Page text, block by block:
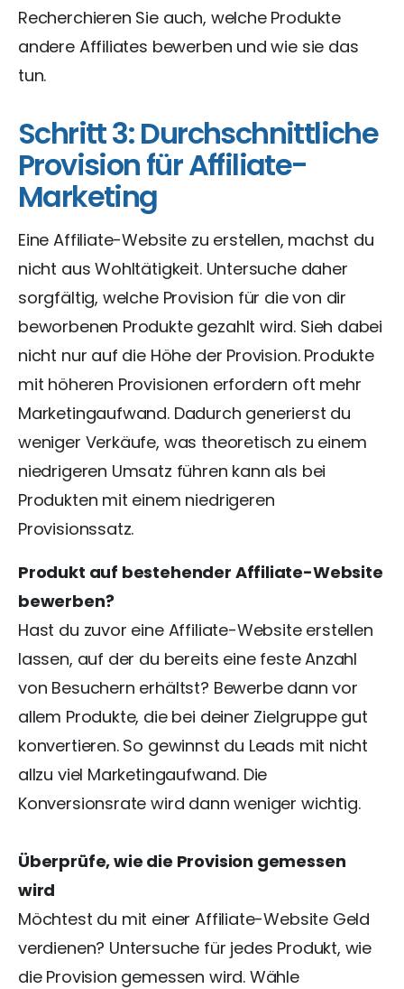
Recherchieren Sie auch, welche Produkte
andere Affiliates bewerben und wie sie das
tun.
Schritt 3: Durchschnittliche
Provision für Affiliate-
Marketing
Eine Affiliate-Website zu erstellen, machst du
nicht aus Wohltätigkeit. Untersuche daher
sorgfältig, welche Provision für die von dir
beworbenen Produkte gezahlt wird. Sieh dabei
nicht nur auf die Höhe der Provision. Produkte
mit höheren Provisionen erfordern oft mehr
Marketingaufwand. Dadurch generierst du
weniger Verkäufe, was theoretisch zu einem
niedrigeren Umsatz führen kann als bei
Produkten mit einem niedrigeren
Provisionssatz.
Produkt auf bestehender Affiliate-Website
bewerben?
Hast du zuvor eine Affiliate-Website erstellen
lassen, auf der du bereits eine feste Anzahl
von Besuchern erhältst? Bewerbe dann vor
allem Produkte, die bei deiner Zielgruppe gut
konvertieren. So gewinnst du Leads mit nicht
allzu viel Marketingaufwand. Die
Konversionsrate wird dann weniger wichtig.
Überprüfe, wie die Provision gemessen
wird
Möchtest du mit einer Affiliate-Website Geld
verdienen? Untersuche für jedes Produkt, wie
die Provision gemessen wird. Wähle